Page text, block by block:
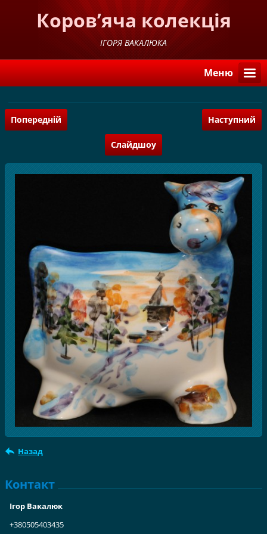
Коров’яча колекція
ІГОРЯ ВАКАЛЮКА
Меню
Попередній Наступний
Слайдшоу
Назад
Контакт
Ігор Вакалюк
+380505403435